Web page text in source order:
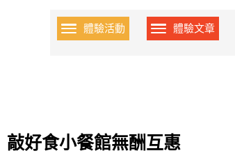
體驗活動 體驗文章
敲好食小餐館無酬互惠